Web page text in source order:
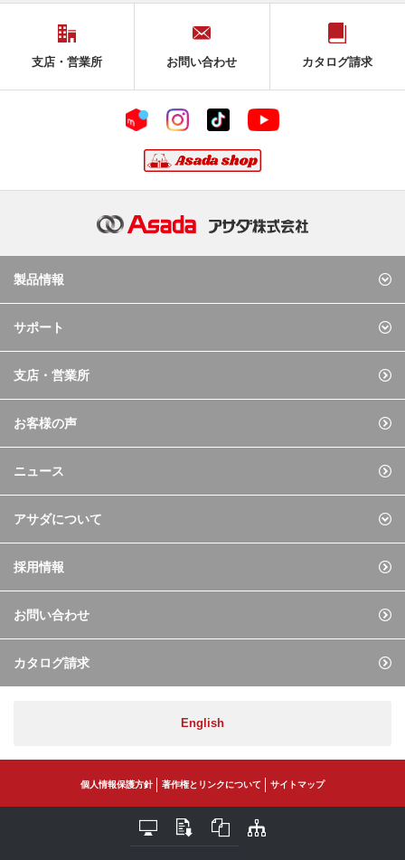
支店・営業所 お問い合わせ カタログ請求
製品情報
サポート
支店・営業所
お客様の声
ニュース
アサダについて
採用情報
お問い合わせ
カタログ請求
English
個人情報保護方針 著作権とリンクについて サイトマップ
Copyright© ASADA CO., LTD. All Rights Reserved.